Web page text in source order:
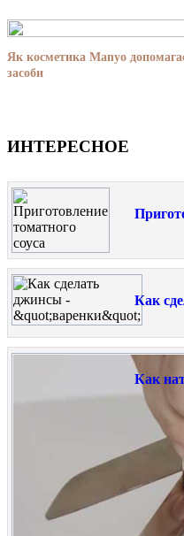
Як косметика Manyo
засоби
ИНТЕРЕСНОЕ
Как
Как